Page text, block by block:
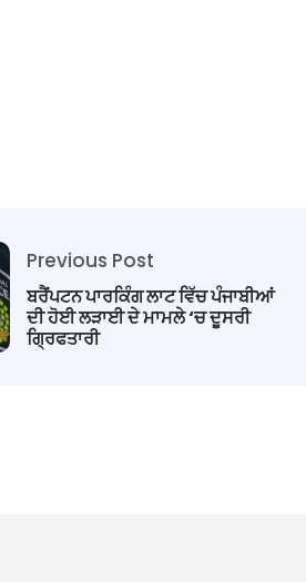
Previous Post
ਬਰੈਂਪਟਨ ਪਾਰਕਿੰਗ ਲਾਟ ਵਿੱਚ ਪੰਜਾਬੀਆਂ
ਦੀ ਹੋਈ ਲੜਾਈ ਦੇ ਮਾਮਲੇ ‘ਚ ਦੂਸਰੀ
ਗ੍ਰਿਫਤਾਰੀ